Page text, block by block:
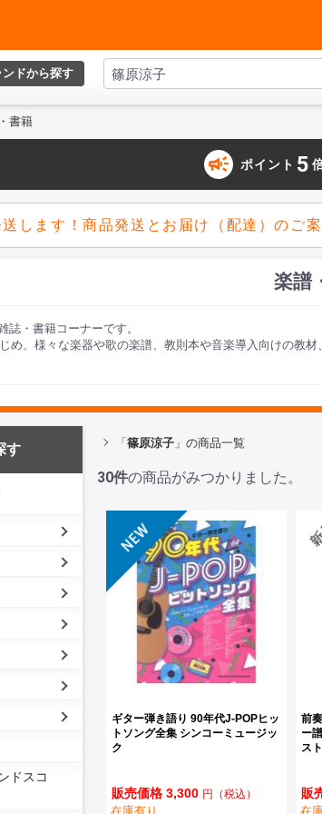
ンドから探す
書籍
campaign ポイント 5
します！商品発送とお届け（配達）のご
楽譜
誌・書籍コーナーです。
め、様々な楽器や歌の楽譜、教則本や音楽導入向けの教
す
ドスコ
「 篠原涼子」の商品一覧
30件の商品がみつかりました。
ギター弾き語り 90年代J-POPヒッ
トソング全集 シンコーミュージッ
ク
販売価格 3,300 円 （税込）
在庫有り
前
ー
ス
販
在